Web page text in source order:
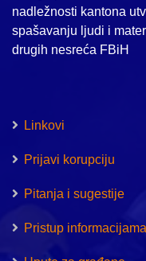
nadležnosti kantona
spašavanju ljudi i
drugih nesreća FBiH
Linkovi
Prijavi korupciju
Pitanja i sugestije
Pristup informacijama